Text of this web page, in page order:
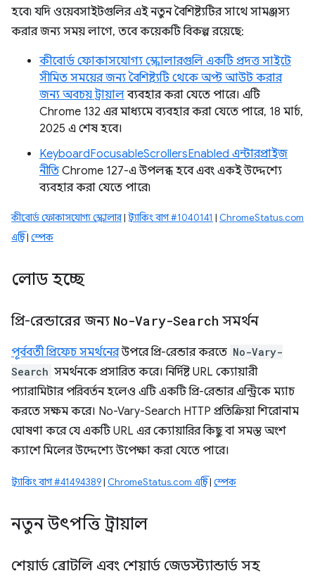
হবে৷ যদি ওয়েবসাইটগুলির এই নতুন বৈশিষ্ট্যটির সাথে সামঞ্জস্য
করার জন্য সময় লাগে, তবে কয়েকটি বিকল্প রয়েছে:
কীবোর্ড ফোকাসযোগ্য স্ক্রোলারগুলি একটি প্রদত্ত সাইটে
সীমিত সময়ের জন্য বৈশিষ্ট্যটি থেকে অপ্ট আউট করার
জন্য অবচয় ট্রায়ালব্যবহার করা যেতে পারে। এটি
Chrome 132 এর মাধ্যমে ব্যবহার করা যেতে পারে, 18 মার্চ,
2025 এ শেষ হবে।
KeyboardFocusableScrollersEnabled এন্টারপ্রাইজ
নীতি Chrome 127-এ উপলব্ধ হবে এবং একই উদ্দেশ্যে
ব্যবহার করা যেতে পারে৷
কীবোর্ড ফোকাসযোগ্য স্ক্রোলার| ট্র্যাকিং বাগ #1040141 | ChromeStatus.com
এন্ট্রি| স্পেক
লোড হচ্ছে
প্রি-রেন্ডারের জন্য No-Vary-Search সমর্থন
পূর্ববর্তী প্রিফেচ সমর্থনেরউপরে প্রি-রেন্ডার করতে No-Vary-
Search সমর্থনকে প্রসারিত করে। নির্দিষ্ট URL ক্যোয়ারী
প্যারামিটার পরিবর্তন হলেও এটি একটি প্রি-রেন্ডার এন্ট্রিকে ম্যাচ
করতে সক্ষম করে। No-Vary-Search HTTP প্রতিক্রিয়া শিরোনাম
ঘোষণা করে যে একটি URL এর ক্যোয়ারির কিছু বা সমস্ত অংশ
ক্যাশে মিলের উদ্দেশ্যে উপেক্ষা করা যেতে পারে।
ট্র্যাকিং বাগ #41494389| ChromeStatus.com এন্ট্রি| স্পেক
নতুন উৎপত্তি ট্রায়াল
শেয়ার্ড ব্রোটলি এবং শেয়ার্ড জেডস্ট্যান্ডার্ড সহ